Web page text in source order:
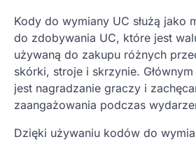
Kody do wymiany UC służą jako
do zdobywania UC, które jest
używaną do zakupu różnych
skórki, stroje i skrzynie.
jest nagradzanie graczy i
zaangażowania podczas
Dzięki używaniu kodów do